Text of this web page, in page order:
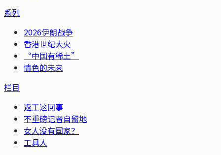
系列
2026伊朗战争
香港世纪大火
“中国有稀土”
情色的未来
栏目
返工这回事
不重磅记者自留地
女人没有国家？
工具人